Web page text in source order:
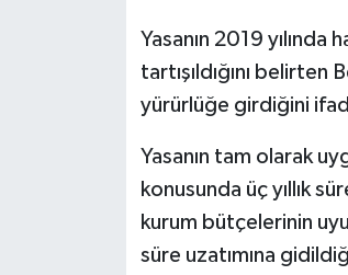
Yasanın 2019 yılında
tartışıldığını
yürürlüğe girdiğini
Yasanın tam olarak
konusunda üç yıllık
kurum bütçelerinin
süre uzatımına